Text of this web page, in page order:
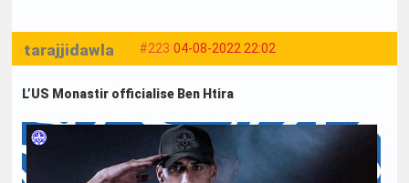
#223 04-08-2022 22:02
tarajjidawla
L’US Monastir officialise Ben Htira